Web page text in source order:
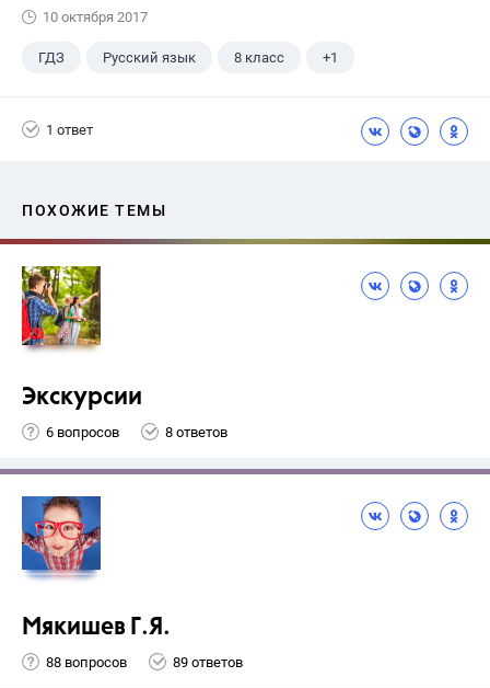
10 октября 2017
ГДЗ Русский язык 8 класс +1
1 ответ
ПОХОЖИЕ ТЕМЫ
Экскурсии
6 вопросов 8 ответов
Мякишев Г.Я.
88 вопросов 89 ответов